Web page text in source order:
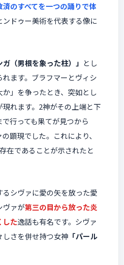
のすべてを一つの踊りで体
ンドゥー美術を代表する像に
ガ（男根を象った柱）」 とし
ます。ブラフマーとヴィシ
」を争ったとき、突如とし
現れます。2神がその上端と下
行っても果てが見つから
顕現でした。これにより、
在であることが示されたと
シヴァに愛の矢を放った愛
ヴァが第三の目から放った炎
した逸話も有名です。シヴァ
さを併せ持つ女神 「パール